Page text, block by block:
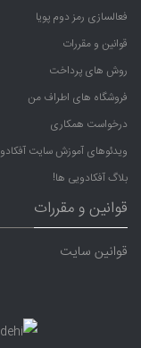
فعالسازی رمز دوم پویا
قوانین و مقررات
روش های پرداخت
فروشگاه های اطراف من
درخواست همکاری
ویدئوهای آموزش سایت آفکادو
بلاگ آفکادویی ها!
قوانین و مقررات
قوانین سایت